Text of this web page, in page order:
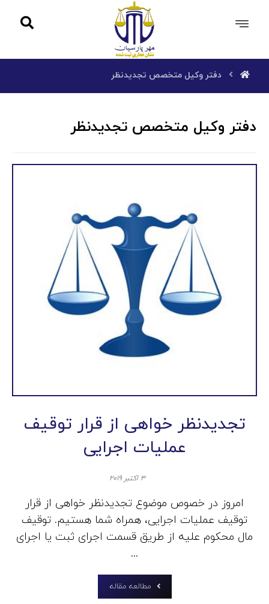
دفتر وکیل متخصص تجدیدنظر
دفتر وکیل متخصص تجدیدنظر
تجدیدنظر خواهی از قرار توقیف
عملیات اجرایی
۳ اکتبر ۲۰۱۹
امروز در خصوص موضوع تجدیدنظر خواهی از قرار
توقیف عملیات اجرایی، همراه شما هستیم. توقیف
مال محکوم علیه از طریق قسمت اجرای ثبت یا اجرای
...
مطالعه مقاله